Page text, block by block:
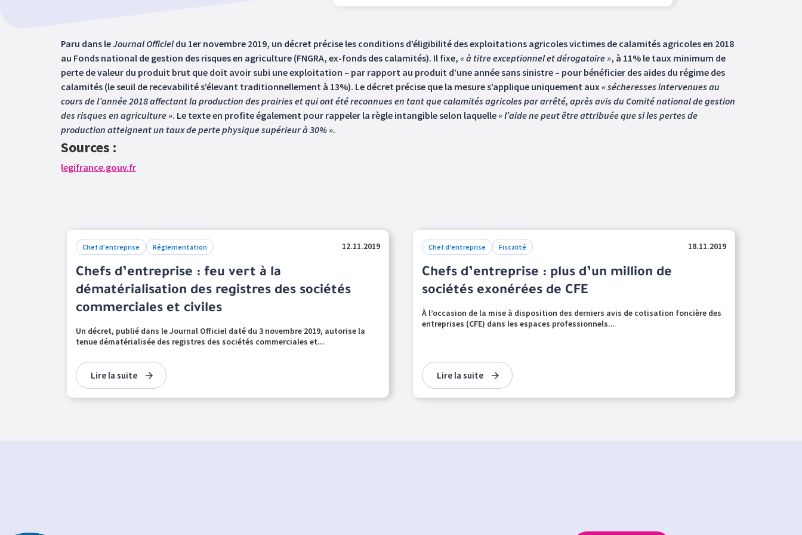
Paru dans leJournal Officieldu 1er novembre 2019, un décret précise les conditions d’éligibilité des exploitations agricoles victimes de calamités agricoles en 2018
au Fonds national de gestion des risques en agriculture (FNGRA, ex-fonds des calamités). Il fixe, « à titre exceptionnel et dérogatoire », à 11% le taux minimum de
perte de valeur du produit brut que doit avoir subi une exploitation – par rapport au produit d’une année sans sinistre – pour bénéficier des aides du régime des
calamités (le seuil de recevabilité s’élevant traditionnellement à 13%). Le décret précise que la mesure s’applique uniquement aux« sécheresses intervenues au
cours de l’année 2018 affectant la production des prairies et qui ont été reconnues en tant que calamités agricoles par arrêté, après avis du Comité national de gestion
des risques en agriculture ». Le texte en profite également pour rappeler la règle intangible selon laquelle« l’aide ne peut être attribuée que si les pertes de
production atteignent un taux de perte physique supérieur à 30% ».
Sources :
legifrance.gouv.fr
Chef d'entreprise Réglementation 12.11.2019
Chefs d’entreprise : feu vert à la
dématérialisation des registres des sociétés
commerciales et civiles
Un décret, publié dans le Journal Officiel daté du 3 novembre 2019, autorise la
tenue dématérialisée des registres des sociétés commerciales et...
Lire la suite
Chef d'entreprise Fiscalité 18.11.2019
Chefs d’entreprise : plus d’un million de
sociétés exonérées de CFE
À l’occasion de la mise à disposition des derniers avis de cotisation foncière des
entreprises (CFE) dans les espaces professionnels...
Lire la suite